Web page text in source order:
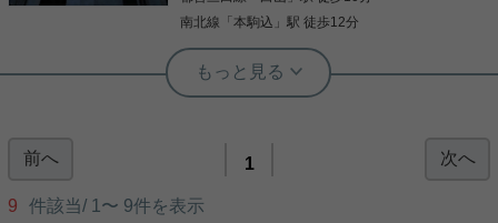
南北線 「本駒込 」駅 徒歩12分
実用春日ホーム 本店 市原怜奈
エアコン 人感照明センサー フローリン
使い勝手の良い浴室乾燥機があり、部屋干しをせず
立した洗面所が設置されています。洋風なお住まい
をお求めの方に適した全居室フローリングです。ネ
前へ 1 次へ
9 件該当/ 1 〜 9件を表示